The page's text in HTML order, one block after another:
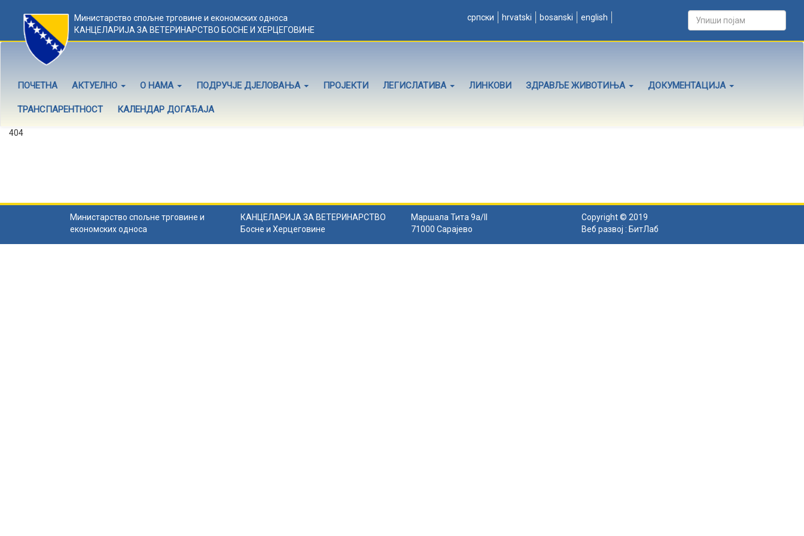
Министарство спољне трговине и економских односа
КАНЦЕЛАРИЈА ЗА ВЕТЕРИНАРСТВО БОСНЕ И ХЕРЦЕГОВИНЕ
српски hrvatski bosanski english
ПОЧЕТНА АКТУЕЛНО О НАМА ПОДРУЧЈЕ ДЈЕЛОВАЊА ПРОЈЕКТИ ЛЕГИСЛАТИВА ЛИНКОВИ ЗДРАВЉЕ ЖИВОТИЊА ДОКУМЕНТАЦИЈА
ТРАНСПАРЕНТНОСТ КАЛЕНДАР ДОГАЂАЈА
404
Министарство спољне трговине и
економских односа
КАНЦЕЛАРИЈА ЗА ВЕТЕРИНАРСТВО
Босне и Херцеговине
Маршала Тита 9а/II
71000 Сарајево
Copyright © 2019
Веб развој : БитЛаб